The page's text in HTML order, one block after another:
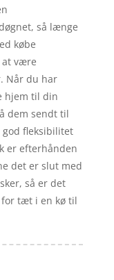
så længe
købe
at være
Når du har
hjem til din
dem sendt til
god fleksibilitet
er efterhånden
det er slut med
så er det
for tæt i en kø til